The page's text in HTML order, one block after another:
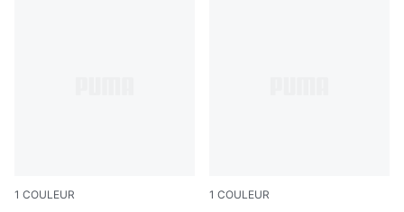
1 COULEUR 1 COULEUR